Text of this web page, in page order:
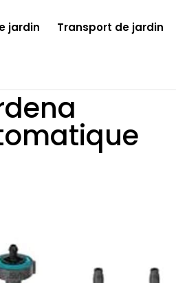
jardin Transport de jardin